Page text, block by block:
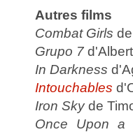
Autres films
Combat Girls
Grupo 7
In Darkness
Intouchables
Iron Skyde
Once Upon a